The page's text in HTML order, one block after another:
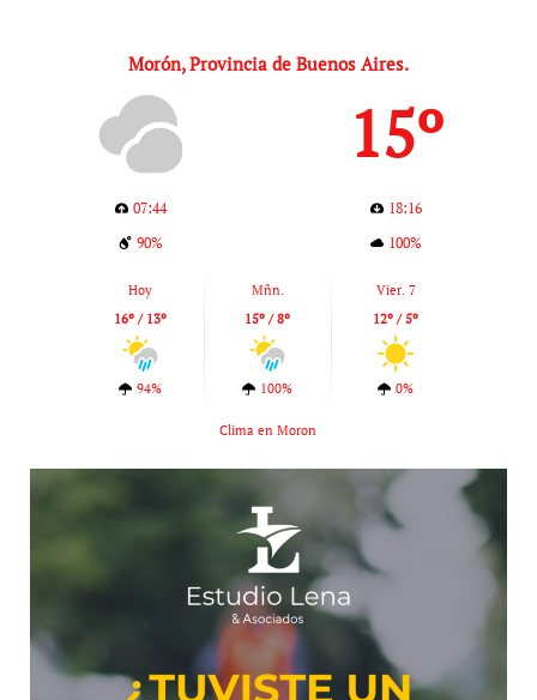
Morón, Provincia de Buenos Aires.
15º
07:44
18:16
90%
100%
Hoy
16º / 13º
94%
Mñn.
15º / 8º
100%
Vier. 7
12º / 5º
0%
Clima en Moron